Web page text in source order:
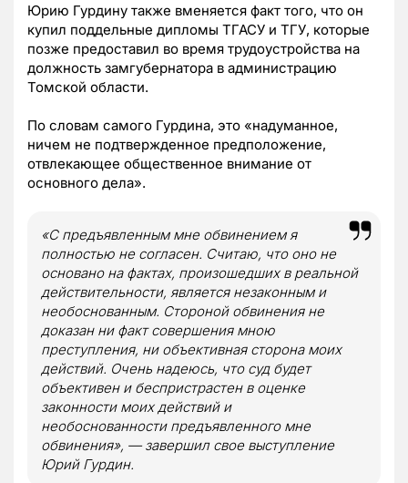
Юрию Гурдину также вменяется факт того, что он
купил поддельные дипломы ТГАСУ и ТГУ, которые
позже предоставил во время трудоустройства на
должность замгубернатора в администрацию
Томской области.
По словам самого Гурдина, это «надуманное,
ничем не подтвержденное предположение,
отвлекающее общественное внимание от
основного дела».
«С предъявленным мне обвинением я
полностью не согласен. Считаю, что оно не
основано на фактах, произошедших в реальной
действительности, является незаконным и
необоснованным. Стороной обвинения не
доказан ни факт совершения мною
преступления, ни объективная сторона моих
действий. Очень надеюсь, что суд будет
объективен и беспристрастен в оценке
законности моих действий и
необоснованности предъявленного мне
обвинения», — завершил свое выступление
Юрий Гурдин.